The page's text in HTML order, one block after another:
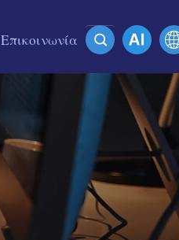
Επικοινωνία